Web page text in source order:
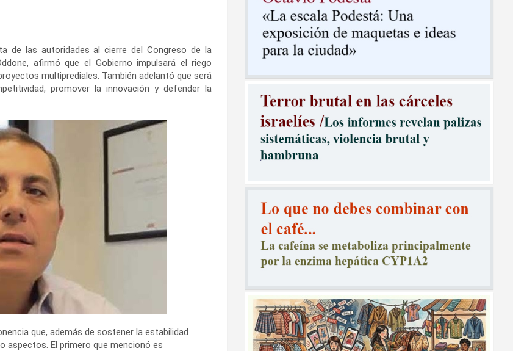
de las autoridades al cierre del Congreso de la
afirmó que el Gobierno impulsará el riego
multiprediales. También adelantó que será
promover la innovación y defender la
que, además de sostener la estabilidad
aspectos. El primero que mencionó es